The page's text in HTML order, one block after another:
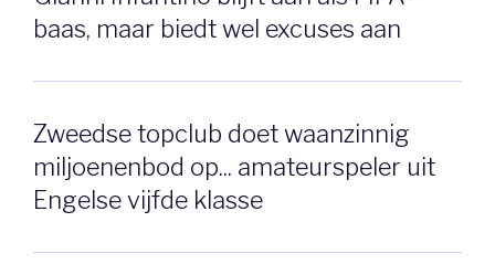
baas, maar biedt wel excuses aan
Zweedse topclub doet waanzinnig
miljoenenbod op... amateurspeler uit
Engelse vijfde klasse